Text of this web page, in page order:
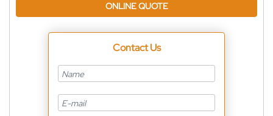
ONLINE QUOTE
Contact Us